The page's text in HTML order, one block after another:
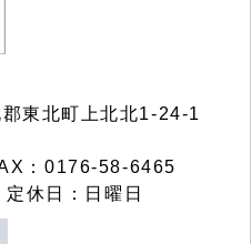
東北町上北北1-24-1
：0176-58-6465
休日：日曜日